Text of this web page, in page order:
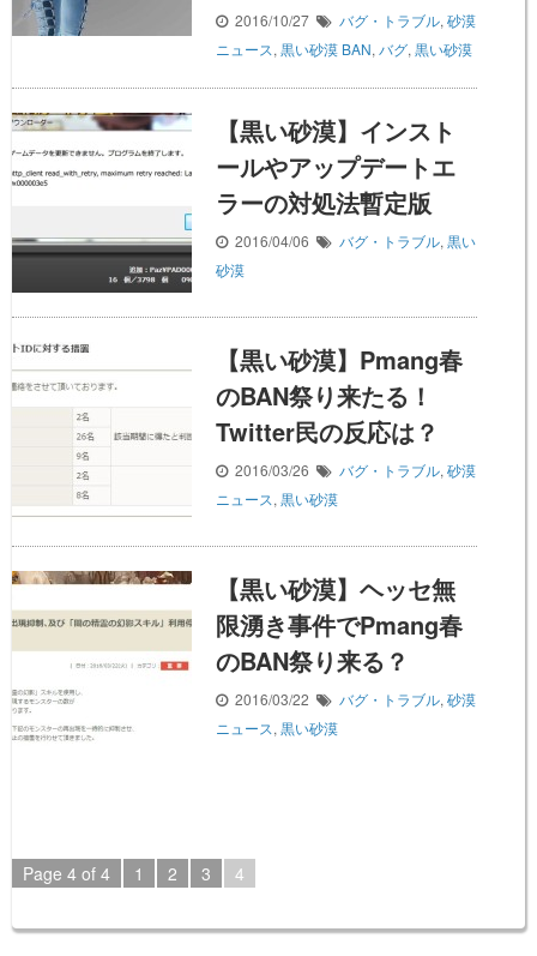
2016/10/27 バグ・トラブル, 砂漠
ニュース, 黒い砂漠 BAN, バグ, 黒い砂漠
【黒い砂漠】インスト
ールやアップデートエ
ラーの対処法暫定版
2016/04/06 バグ・トラブル, 黒い
砂漠
【黒い砂漠】Pmang春
のBAN祭り来たる！
Twitter民の反応は？
2016/03/26 バグ・トラブル, 砂漠
ニュース, 黒い砂漠
【黒い砂漠】ヘッセ無
限湧き事件でPmang春
のBAN祭り来る？
2016/03/22 バグ・トラブル, 砂漠
ニュース, 黒い砂漠
Page 4 of 4 1 2 3 4